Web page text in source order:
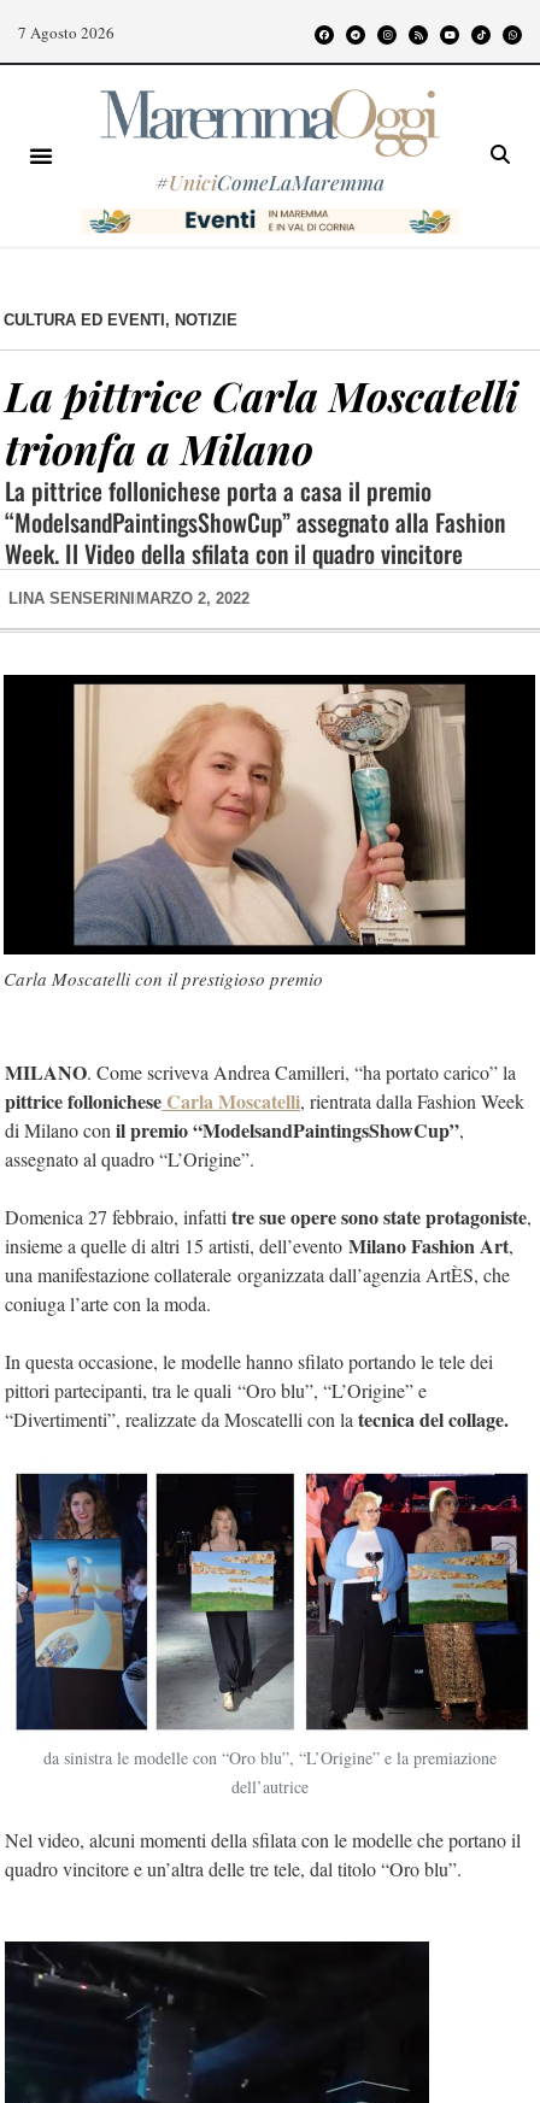
7 Agosto 2026
#UniciComeLaMaremma
CULTURA ED EVENTI , NOTIZIE
La pittrice Carla Moscatelli
trionfa a Milano
La pittrice follonichese porta a casa il premio
“ModelsandPaintingsShowCup” assegnato alla Fashion
Week. Il Video della sfilata con il quadro vincitore
LINA SENSERINI MARZO 2, 2022
Carla Moscatelli con il prestigioso premio
MILANO. Come scriveva Andrea Camilleri, “ha portato carico” la
pittrice follonichese Carla Moscatelli, rientrata dalla Fashion Week
di Milano con il premio “ModelsandPaintingsShowCup”,
assegnato al quadro “L’Origine”.
Domenica 27 febbraio, infatti tre sue opere sono state protagoniste,
insieme a quelle di altri 15 artisti, dell’evento Milano Fashion Art,
una manifestazione collaterale organizzata dall’agenzia ArtÈS, che
coniuga l’arte con la moda.
In questa occasione, le modellehanno sfilato portando le tele dei
pittori partecipanti, tra le quali “Oro blu”, “L’Origine” e
“Divertimenti”, realizzate da Moscatelli con la tecnica del collage.
da sinistra le modelle con “Oro blu”, “L’Origine” e la premiazione
dell’autrice
Nel video, alcuni momenti della sfilata con le modelle che portano il
quadro vincitore e un’altra delle tre tele, dal titolo “Oro blu”.
Video
Player